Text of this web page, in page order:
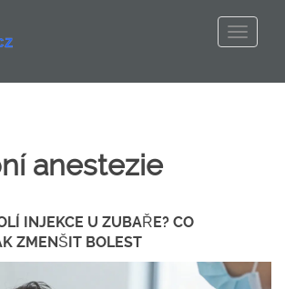
anestezie
INJEKCE U ZUBAŘE? CO
ZMENŠIT BOLEST